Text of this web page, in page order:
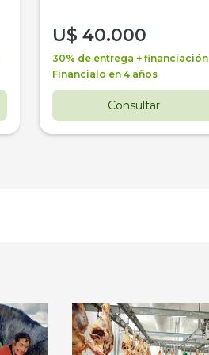
U$ 40.000
30% de entrega + financiación
Financialo en 4 años
Consultar